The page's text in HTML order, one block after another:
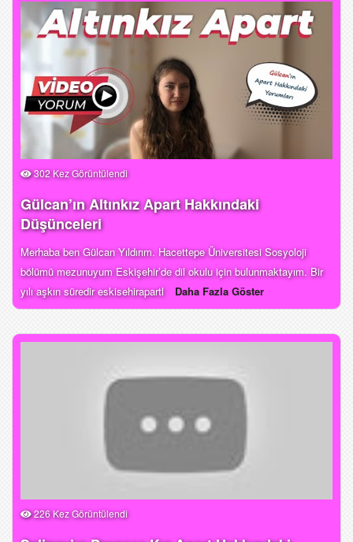
302 Kez Görüntülendi
Gülcan’ın Altınkız Apart Hakkındaki
Düşünceleri
Merhaba ben Gülcan Yıldırım. Hacettepe Üniversitesi Sosyoloji
bölümü mezunuyum Eskişehir’de dil okulu için bulunmaktayım. Bir
yılı aşkın süredir eskisehirapartl
Daha Fazla Göster
226 Kez Görüntülendi